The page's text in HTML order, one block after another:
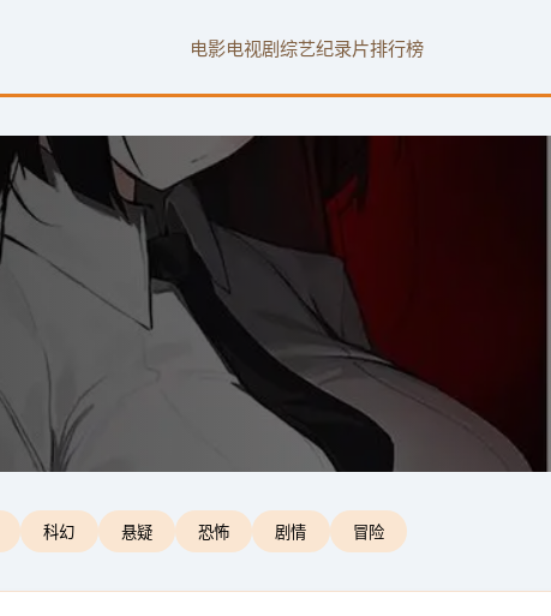
电影电视剧综艺纪录片排行榜
道
科幻 悬疑 恐怖 剧情 冒险